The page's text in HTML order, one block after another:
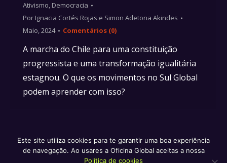
Ativismo, Democracia
Por Ignacia Cortés Rojas e Simon Adetona Akindes
Maio, 2024
Comentários (0)
A marcha do Chile para uma constituição
progressista e uma transformação igualitária
estagnou. O que os movimentos no Sul Global
podem aprender com isso?
Política de privacidade e termos de serviço
Este site utiliza cookies para te garantir uma boa experiência
de navegação. Ao usares a Oficina Global aceitas a nossa
Política de cookies